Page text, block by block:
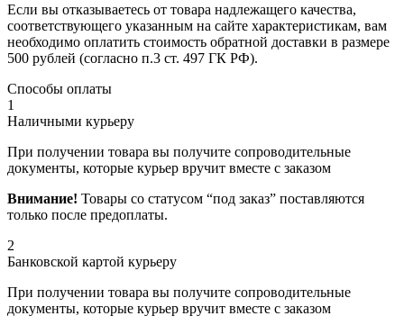
Если вы отказываетесь от товара надлежащего качества,
соответствующего указанным на сайте характеристикам, вам
необходимо оплатить стоимость обратной доставки в размере
500 рублей (согласно п.3 ст. 497 ГК РФ).
Способы оплаты
1
Наличными курьеру
При получении товара вы получите сопроводительные
документы, которые курьер вручит вместе с заказом
Внимание! Товары со статусом “под заказ” поставляются
только после предоплаты.
2
Банковской картой курьеру
При получении товара вы получите сопроводительные
документы, которые курьер вручит вместе с заказом